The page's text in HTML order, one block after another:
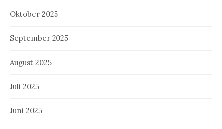
Oktober 2025
September 2025
August 2025
Juli 2025
Juni 2025